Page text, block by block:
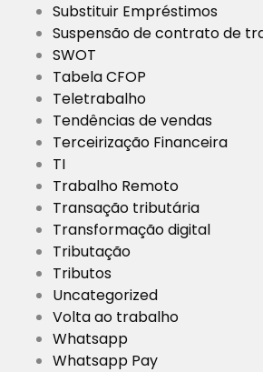
Substituir Empréstimos
Suspensão de contrato de
SWOT
Tabela CFOP
Teletrabalho
Tendências de vendas
Terceirização Financeira
TI
Trabalho Remoto
Transação tributária
Transformação digital
Tributação
Tributos
Uncategorized
Volta ao trabalho
Whatsapp
Whatsapp Pay